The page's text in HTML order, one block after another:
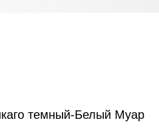
темный-Белый Муар